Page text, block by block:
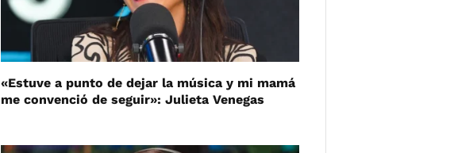
«Estuve a punto de dejar la música y mi mamá
me convenció de seguir»: Julieta Venegas